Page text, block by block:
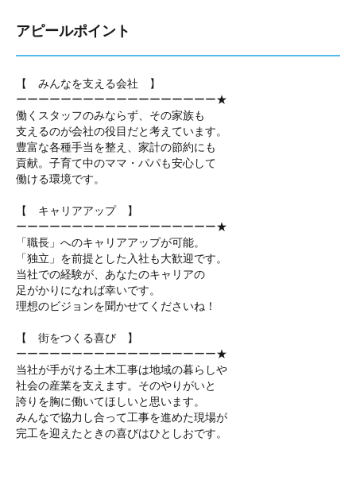
アピールポイント
【 みんなを支える会社 】
ーーーーーーーーーーーーーーーーーー★
働くスタッフのみならず、その家族も
支えるのが会社の役目だと考えています。
豊富な各種手当を整え、家計の節約にも
貢献。子育て中のママ・パパも安心して
働ける環境です。
【 キャリアアップ 】
ーーーーーーーーーーーーーーーーーー★
「職長」へのキャリアアップが可能。
「独立」を前提とした入社も大歓迎です。
当社での経験が、あなたのキャリアの
足がかりになれば幸いです。
理想のビジョンを聞かせてくださいね！
【 街をつくる喜び 】
ーーーーーーーーーーーーーーーーーー★
当社が手がける土木工事は地域の暮らしや
社会の産業を支えます。そのやりがいと
誇りを胸に働いてほしいと思います。
みんなで協力し合って工事を進めた現場が
完工を迎えたときの喜びはひとしおです。